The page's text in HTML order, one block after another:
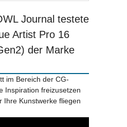
Journal testete
Artist Pro 16
der Marke
im Bereich der CG-
Inspiration freizusetzen
Ihre Kunstwerke fliegen